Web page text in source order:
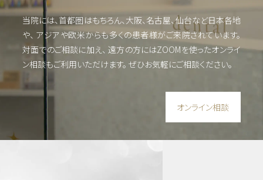
当院には、首都圏はもちろん、大阪、名古屋、仙台など日本各地
や、 アジアや欧米からも多くの患者様がご来院されています。
対面でのご相談に加え、 遠方の方にはZOOMを使ったオンライ
ン相談もご利用いただけます。 ぜひお気軽にご相談ください。
オンライン相談